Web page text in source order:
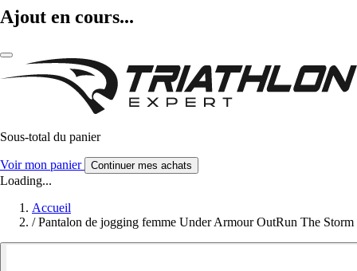
Ajout en cours...
Sous-total du panier
Voir mon panier Continuer mes achats
Loading...
Accueil
/ Pantalon de jogging femme Under Armour OutRun The Storm